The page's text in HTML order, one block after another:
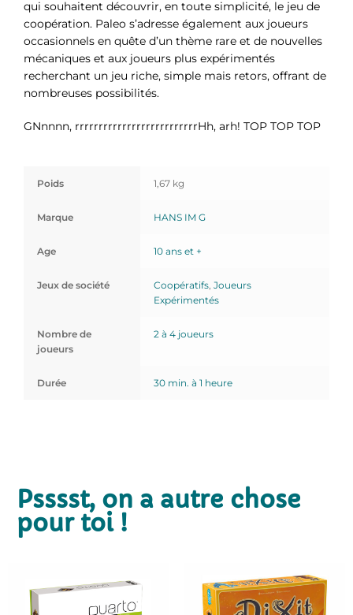
qui souhaitent découvrir, en toute simplicité, le jeu de
coopération. Paleo s’adresse également aux joueurs
occasionnels en quête d’un thème rare et de nouvelles
mécaniques et aux joueurs plus expérimentés
recherchant un jeu riche, simple mais retors, offrant de
nombreuses possibilités.
GNnnnn, rrrrrrrrrrrrrrrrrrrrrrrrrrHh, arh! TOP TOP TOP
Poids 1,67 kg
Marque HANS IM G
Age 10 ans et +
Jeux de société Coopératifs, Joueurs
Expérimentés
Nombre de
joueurs
2 à 4 joueurs
Durée 30 min. à 1 heure
Psssst, on a autre chose
pour toi !